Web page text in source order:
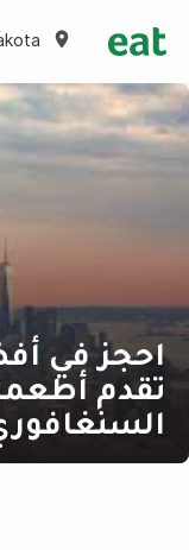
احجز في
تقدم